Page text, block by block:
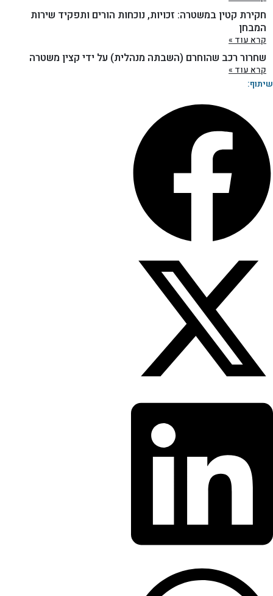
חקירת קטין במשטרה: זכויות, נוכחות הורים ותפקיד שירות
המבחן
קרא עוד »
שחרור רכב שהוחרם (השבתה מנהלית) על ידי קצין משטרה
קרא עוד »
שיתוף: